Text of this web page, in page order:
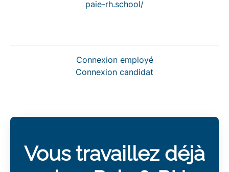
paie-rh.school/
Connexion employé
Connexion candidat
Vous travaillez déjà